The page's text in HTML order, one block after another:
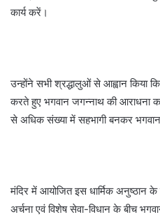
कार्य करें।
उन्होंने सभी श्रद्धालुओं से आह्वान किया
करते हुए भगवान जगन्नाथ की आराधना
से अधिक संख्या में सहभागी बनकर भगवान
मंदिर में आयोजित इस धार्मिक अनुष्ठान के
अर्चना एवं विशेष सेवा-विधान के बीच